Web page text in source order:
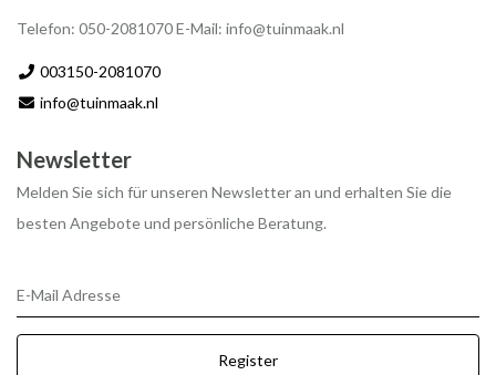
Telefon: 050-2081070 E-Mail: info@tuinmaak.nl
003150-2081070
info@tuinmaak.nl
Newsletter
Melden Sie sich für unseren Newsletter an und erhalten Sie die
besten Angebote und persönliche Beratung.
E-Mail Adresse
Register